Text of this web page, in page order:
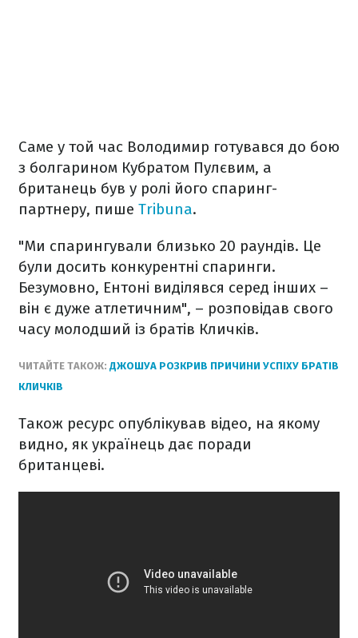
Саме у той час Володимир готувався до бою
з болгарином Кубратом Пулєвим, а
британець був у ролі його спаринг-
партнеру, пише Tribuna.
"Ми спарингували близько 20 раундів. Це
були досить конкурентні спаринги.
Безумовно, Ентоні виділявся серед інших –
він є дуже атлетичним", – розповідав свого
часу молодший із братів Кличків.
ЧИТАЙТЕ ТАКОЖ: ДЖОШУА РОЗКРИВ ПРИЧИНИ УСПІХУ БРАТІВ
КЛИЧКІВ
Також ресурс опублікував відео, на якому
видно, як українець дає поради
британцеві.